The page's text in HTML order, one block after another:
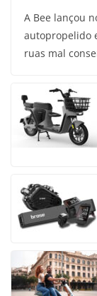
A Bee lançou
autopropelido
ruas mal